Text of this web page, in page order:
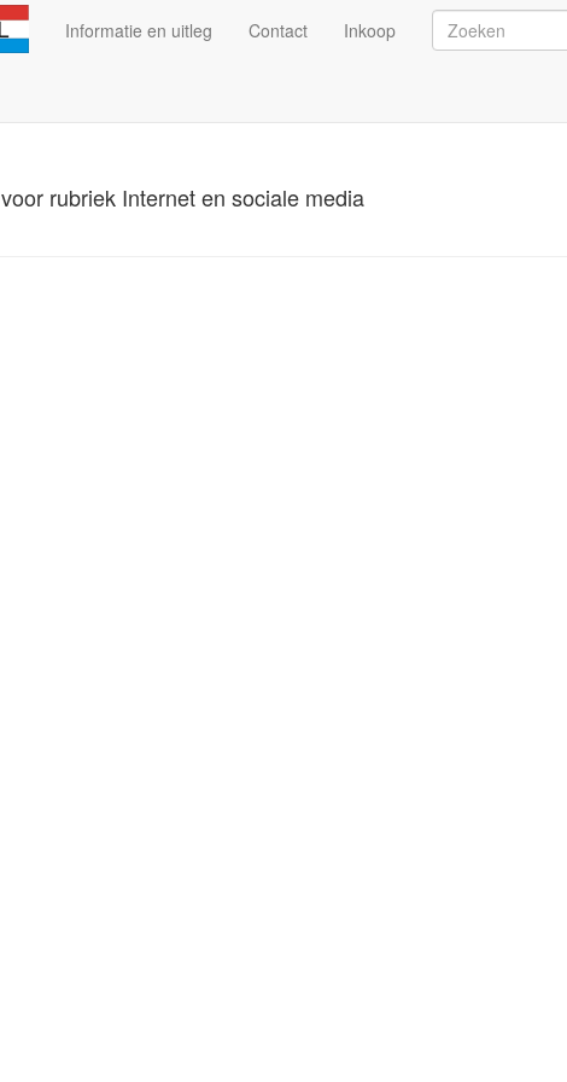
Informatie en uitleg Contact Inkoop
voor rubriek Internet en sociale media